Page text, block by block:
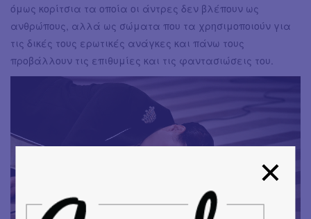
όμως κορίτσια τα οποία οι άντρες δεν βλέπουν ως
ανθρώπους, αλλά ως σώματα που τα χρησιμοποιούν για
τις δικές τους ερωτικές ανάγκες και πάνω τους
προβάλλουν τις επιθυμίες και τις φαντασιώσεις του.